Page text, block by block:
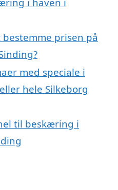
prisen på
med speciale i
hele Silkeborg
til beskæring i